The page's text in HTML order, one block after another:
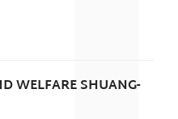
WELFARE SHUANG-